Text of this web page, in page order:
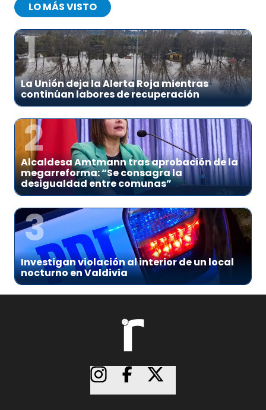
LO MÁS VISTO
1
La Unión deja la Alerta Roja mientras
continúan labores de recuperación
2
Alcaldesa Amtmann tras aprobación de la
megarreforma: “Se consagra la
desigualdad entre comunas”
3
Investigan violación al interior de un local
nocturno en Valdivia